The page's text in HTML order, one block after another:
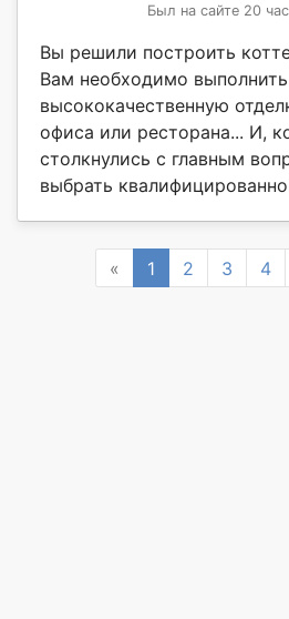
Был на сайте 20
Вы решили построить
Вам необходимо выполнить
высококачественную
офиса или ресторана... И,
столкнулись с главным
выбрать
« Previous
1 2 3 4